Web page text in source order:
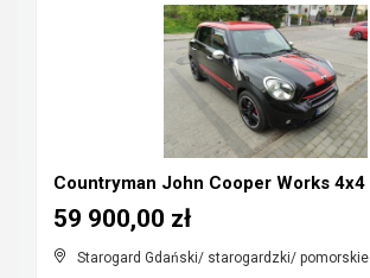
Starogard Gdański/ starogardzki/ pomorskie
59 900,00 zł